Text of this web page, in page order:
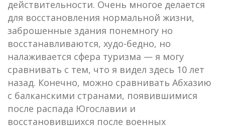
действительности. Очень многое делается
для восстановления нормальной жизни,
заброшенные здания понемногу но
восстанавливаются, худо-бедно, но
налаживается сфера туризма — я могу
сравнивать с тем, что я видел здесь 10 лет
назад. Конечно, можно сравнивать Абхазию
с балканскими странами, появившимися
после распада Югославии и
восстановившихся после военных